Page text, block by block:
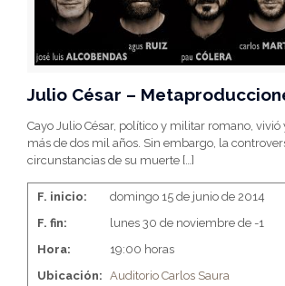
Julio César –
Cayo Julio César, político y militar romano,
más de dos mil años. Sin embargo, la
circunstancias de su muerte […]
F. inicio:
domingo 15 de junio de 2014
F. fin:
lunes 30 de noviembre de -1
Hora:
19:00 horas
Ubicación: Auditorio Carlos Saura